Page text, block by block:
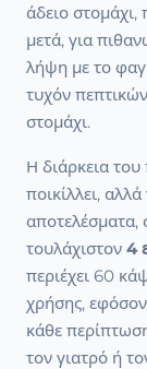
άδειο
μετά, για
λήψη με το
τυχόν
στομάχι.
Η διάρκεια
ποικίλλει,
αποτελέσματα,
τουλάχιστον 4
περιέχει 60
χρήσης,
κάθε
τον γιατρό ή